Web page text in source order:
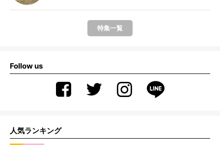
特集一覧
Follow us
人気ランキング